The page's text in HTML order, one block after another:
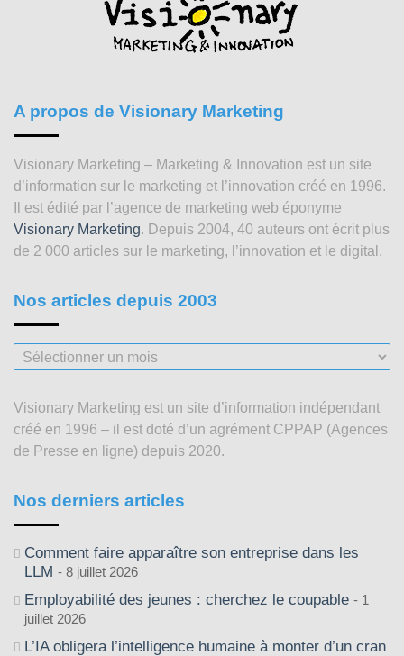
A propos de Visionary Marketing
Visionary Marketing – Marketing & Innovation est un site
d’information sur le marketing et l’innovation créé en 1996.
Il est édité par l’agence de marketing web éponyme
Visionary Marketing. Depuis 2004, 40 auteurs ont écrit plus
de 2 000 articles sur le marketing, l’innovation et le digital.
Nos articles depuis 2003
Nos
articles
2003
Visionary Marketing est un site d’information indépendant
créé en 1996 – il est doté d’un agrément CPPAP (Agences
de Presse en ligne) depuis 2020.
Nos derniers articles
Comment faire apparaître son entreprise dans les
LLM
8 juillet 2026
Employabilité des jeunes : cherchez le coupable
1
juillet 2026
L’IA obligera l’intelligence humaine à monter d’un cran